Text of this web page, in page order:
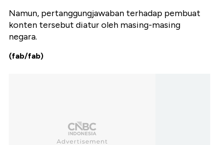
Namun, pertanggungjawaban terhadap pembuat
konten tersebut diatur oleh masing-masing
negara.
(fab/fab)